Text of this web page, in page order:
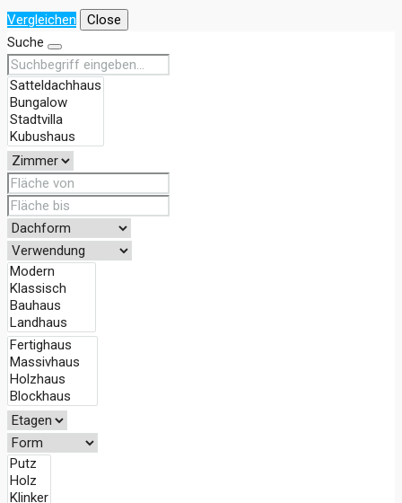
Vergleichen
Close
Suche